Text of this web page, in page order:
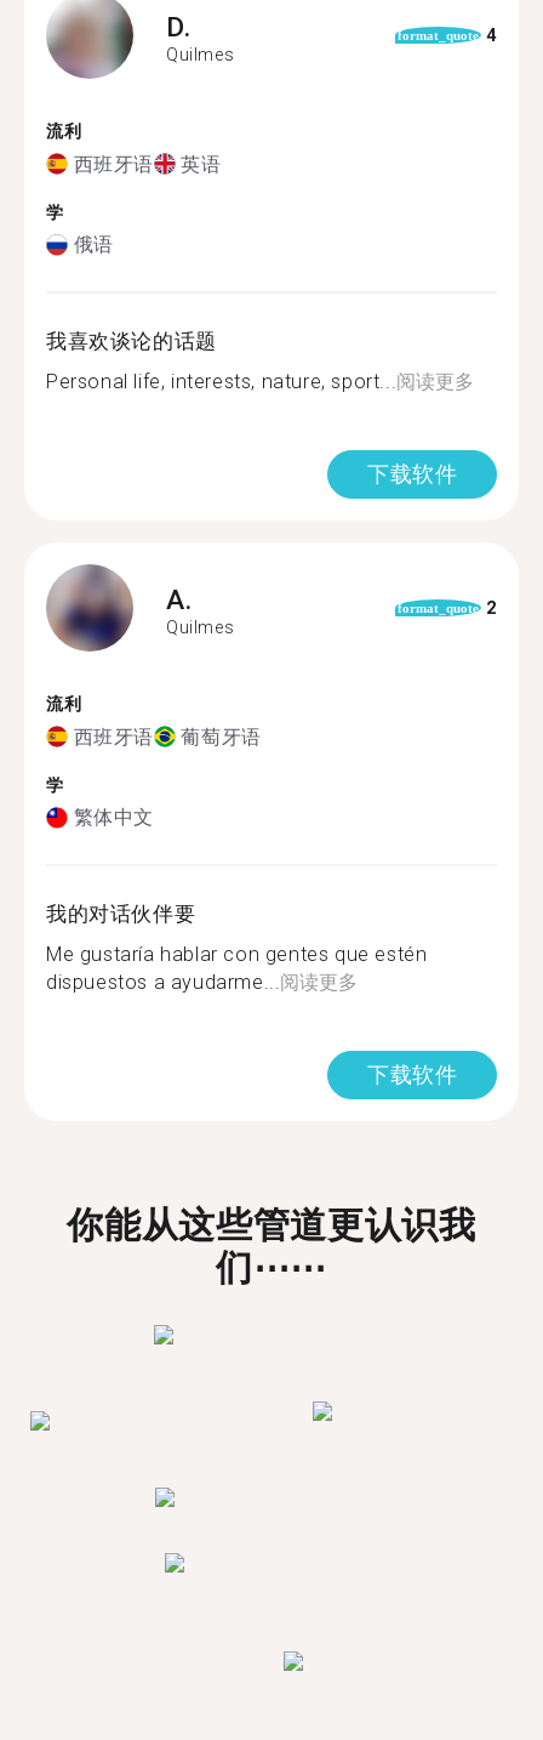
D.
Quilmes
format_quote 4
流利
西班牙语 英语
学
俄语
我喜欢谈论的话题
Personal life, interests, nature, sport...阅读更多
下载软件
A.
Quilmes
format_quote 2
流利
西班牙语 葡萄牙语
学
繁体中文
我的对话伙伴要
Me gustaría hablar con gentes que estén
dispuestos a ayudarme...阅读更多
下载软件
你能从这些管道更认识我
们⋯⋯